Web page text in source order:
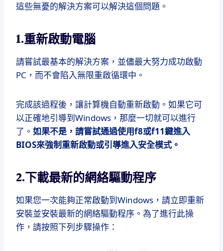
這些無憂的解決方案可以解決這個問題。
1.重新啟動電腦
請嘗試最基本的解決方案，並儘最大努力成功啟動
PC，而不會陷入無限重啟循環中。
完成該過程後，讓計算機自動重新啟動。 如果它可
以正確地引導到Windows，那麼一切就可以進行
了。 如果不是，請嘗試通過使用f8或f11鍵進入
BIOS來強制重新啟動或引導進入安全模式。
2.下載最新的網絡驅動程序
如果您一次能夠正常啟動到Windows，請立即重新
安裝並安裝最新的網絡驅動程序。 為了進行此操
作，請按照下列步驟操作：